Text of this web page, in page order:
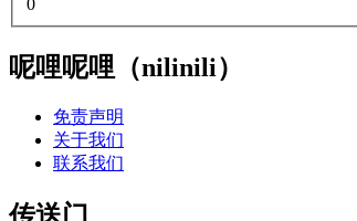
呢哩呢哩（nilinili）
免责声明
关于我们
联系我们